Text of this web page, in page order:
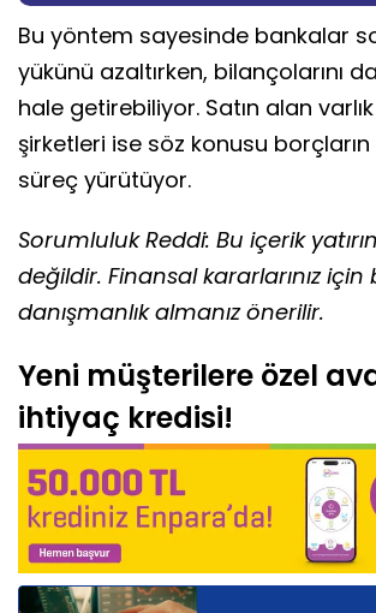
Bu yöntem sayesinde bankalar
yükünü azaltırken, bilançolarını
hale getirebiliyor. Satın alan
şirketleri ise söz konusu
süreç yürütüyor.
Sorumluluk Reddi: Bu içerik
değildir. Finansal kararlarınız için
danışmanlık almanız önerilir.
Yeni müşterilere özel
ihtiyaç kredisi!